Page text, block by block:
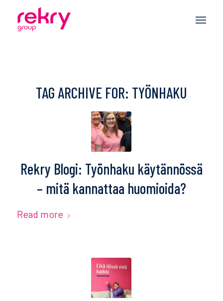
TAG ARCHIVE FOR: TYÖNHAKU
Rekry Blogi: Työnhaku käytännössä
– mitä kannattaa huomioida?
Read more